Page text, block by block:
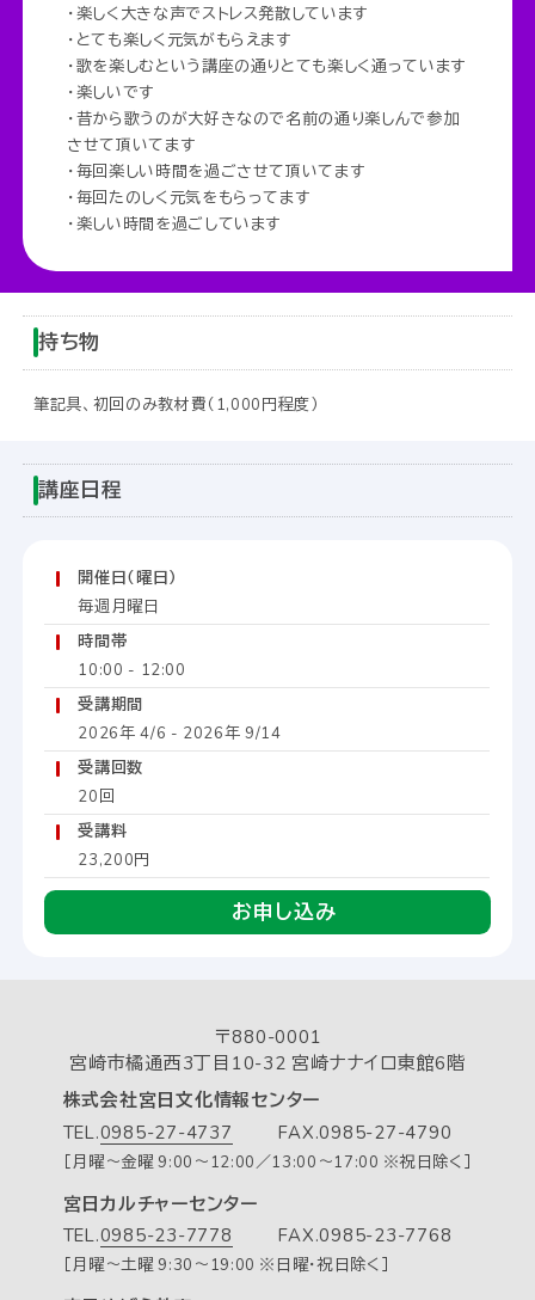
・楽しく大きな声でストレス発散しています
・とても楽しく元気がもらえます
・歌を楽しむという講座の通りとても楽しく通っています
・楽しいです
・昔から歌うのが大好きなので名前の通り楽しんで参加
させて頂いてます
・毎回楽しい時間を過ごさせて頂いてます
・毎回たのしく元気をもらってます
・楽しい時間を過ごしています
持ち物
筆記具、初回のみ教材費（1,000円程度）
講座日程
開催日（曜日）
毎週月曜日
時間帯
10:00 - 12:00
受講期間
2026年 4/6 - 2026年 9/14
受講回数
20回
受講料
23,200円
お申し込み
〒880-0001
宮崎市橘通西3丁目10-32 宮崎ナナイロ東館6階
株式会社宮日文化情報センター
TEL.0985-27-4737
［月曜～金曜 9:00～12:00／13:00～17:00 ※祝日除く］
FAX.0985-27-4790
宮日カルチャーセンター
TEL.0985-23-7778
［月曜～土曜 9:30～19:00 ※日曜・祝日除く］
FAX.0985-23-7768